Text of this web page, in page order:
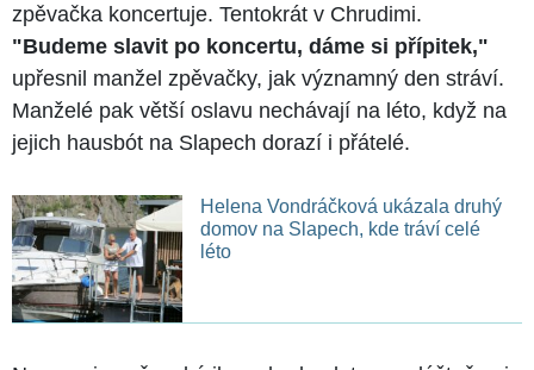
zpěvačka koncertuje. Tentokrát v Chrudimi.
"Budeme slavit po koncertu, dáme si přípitek,"
upřesnil manžel zpěvačky, jak významný den stráví.
Manželé pak větší oslavu nechávají na léto, když na
jejich hausbót na Slapech dorazí i přátelé.
Helena Vondráčková ukázala druhý
domov na Slapech, kde tráví celé
léto